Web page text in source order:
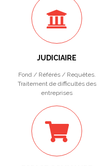
JUDICIAIRE
Fond / Référés / Requêtes.
Traitement de difficultés des
entreprises